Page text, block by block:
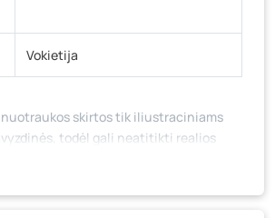
Vokietija
skirtos tik iliustraciniams
todėl gali neatitikti realios
išvaizdos, komplektacijos, spalvos ar
pobūdžio, jame nebūtinai